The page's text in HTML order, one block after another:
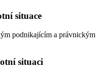
situace
podnikajícím a právnickým
situaci